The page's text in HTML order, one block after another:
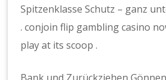
Spitzenklasse Schutz – ganz
. conjoin flip gambling casino
play at its scoop .